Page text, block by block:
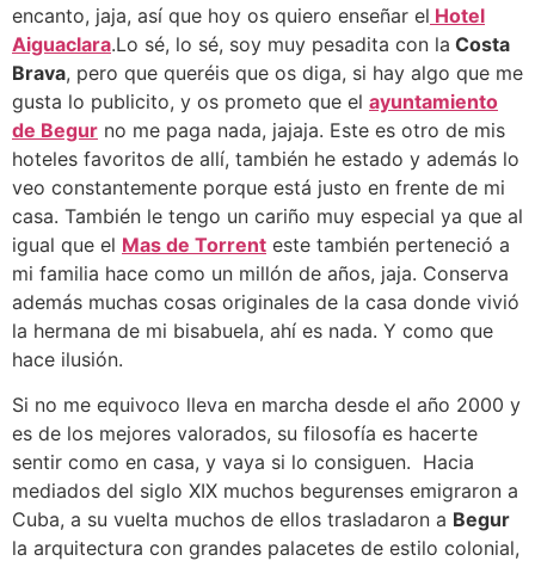
encanto, jaja, así que hoy os quiero enseñar el Hotel
Aiguaclara.Lo sé, lo sé, soy muy pesadita con la Costa
Brava, pero que queréis que os diga, si hay algo que me
gusta lo publicito, y os prometo que el ayuntamiento
de Begur no me paga nada, jajaja. Este es otro de mis
hoteles favoritos de allí, también he estado y además lo
veo constantemente porque está justo en frente de mi
casa. También le tengo un cariño muy especial ya que al
igual que el Mas de Torrent este también perteneció a
mi familia hace como un millón de años, jaja. Conserva
además muchas cosas originales de la casa donde vivió
la hermana de mi bisabuela, ahí es nada. Y como que
hace ilusión.
Si no me equivoco lleva en marcha desde el año 2000 y
es de los mejores valorados, su filosofía es hacerte
sentir como en casa, y vaya si lo consiguen. Hacia
mediados del siglo XIX muchos begurenses emigraron a
Cuba, a su vuelta muchos de ellos trasladaron a Begur
la arquitectura con grandes palacetes de estilo colonial,